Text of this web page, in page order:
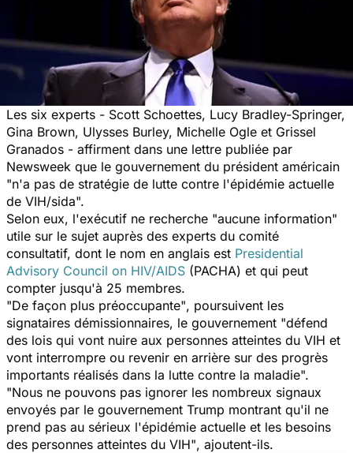
Les six experts - Scott Schoettes, Lucy Bradley-Springer,
Gina Brown, Ulysses Burley, Michelle Ogle et Grissel
Granados - affirment dans une lettre publiée par
Newsweek que le gouvernement du président américain
"n'a pas de stratégie de lutte contre l'épidémie actuelle
de VIH/sida".
Selon eux, l'exécutif ne recherche "aucune information"
utile sur le sujet auprès des experts du comité
consultatif, dont le nom en anglais est Presidential
Advisory Council on HIV/AIDS (PACHA) et qui peut
compter jusqu'à 25 membres.
"De façon plus préoccupante", poursuivent les
signataires démissionnaires, le gouvernement "défend
des lois qui vont nuire aux personnes atteintes du VIH et
vont interrompre ou revenir en arrière sur des progrès
importants réalisés dans la lutte contre la maladie".
"Nous ne pouvons pas ignorer les nombreux signaux
envoyés par le gouvernement Trump montrant qu'il ne
prend pas au sérieux l'épidémie actuelle et les besoins
des personnes atteintes du VIH", ajoutent-ils.